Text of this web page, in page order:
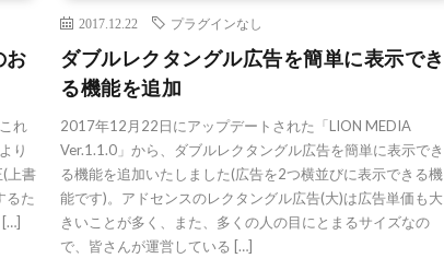
お
れ
り
(上書
るた
2017.12.22 プラグインなし
ダブルレクタングル広告を簡単に表示でき
る機能を追加
2017年12月22日にアップデートされた「LION MEDIA
Ver.1.1.0」から、ダブルレクタングル広告を簡単に表示でき
る機能を追加いたしました(広告を2つ横並びに表示できる機
能です)。アドセンスのレクタングル広告(大)は広告単価も大
きいことが多く、また、多くの人の目にとまるサイズなの
で、皆さんが運営している […]